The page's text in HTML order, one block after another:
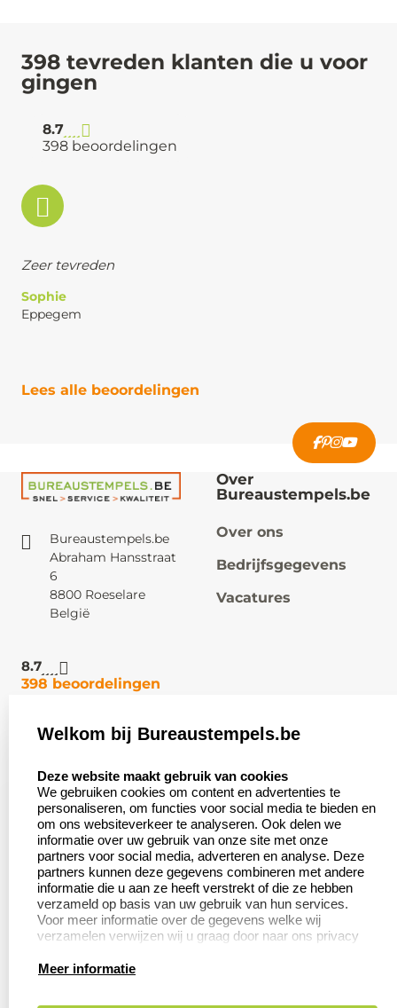
398 tevreden klanten die u voor
gingen
8.7
398 beoordelingen
Zeer tevreden
Sophie
Eppegem
Lees alle beoordelingen
Bureaustempels.be
Abraham Hansstraat
6
8800 Roeselare
België
8.7
398 beoordelingen
Over
Bureaustempels.be
Over ons
Bedrijfsgegevens
Vacatures
Klantenservice:
Contact
Veel gestelde vragen
Retourneren
Herroepingsrecht
Zakelijk:
Aanvraag op maat
Wederverkoper
worden
Betaling &
Verzending
Productinformatie:
Aanleverspecificaties
Welkom bij Bureaustempels.be
Deze website maakt gebruik van cookies
We gebruiken cookies om content en advertenties te
personaliseren, om functies voor social media te bieden en
om ons websiteverkeer te analyseren. Ook delen we
informatie over uw gebruik van onze site met onze
partners voor social media, adverteren en analyse. Deze
partners kunnen deze gegevens combineren met andere
informatie die u aan ze heeft verstrekt of die ze hebben
verzameld op basis van uw gebruik van hun services.
Voor meer informatie over de gegevens welke wij
verzamelen verwijzen wij u graag door naar ons privacy
Meer informatie